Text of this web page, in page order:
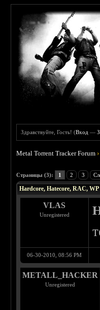
Здравствуйте, Гость! (Вход —
Metal Torrent Tracker Forum
Страницы (3): 1 2 3
Hardcore, Hatecore, RAC, WP
VLAS
Unregistered
06-30-2010, 08:56 PM
METALL_HACKER
Unregistered